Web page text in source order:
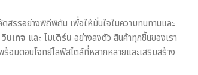
ดสรรอย่างพิถีพิถัน เพื่อให้มั่นใจในความทนทานและ
วินเทจ และ โมเดิร์น อย่างลงตัว สินค้าทุกชิ้นของเรา
อมตอบโจทย์ไลฟ์สไตล์ที่หลากหลายและเสริมสร้าง